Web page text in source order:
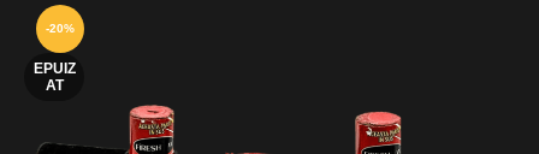
-20%
EPUIZ
AT